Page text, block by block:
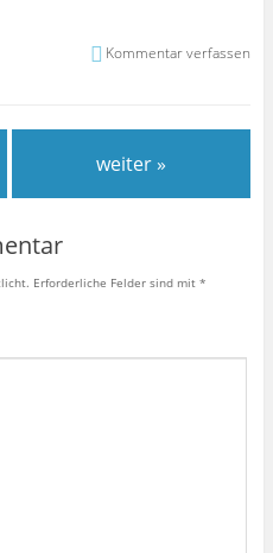
Kommentar verfassen
weiter »
Erforderliche Felder sind mit *